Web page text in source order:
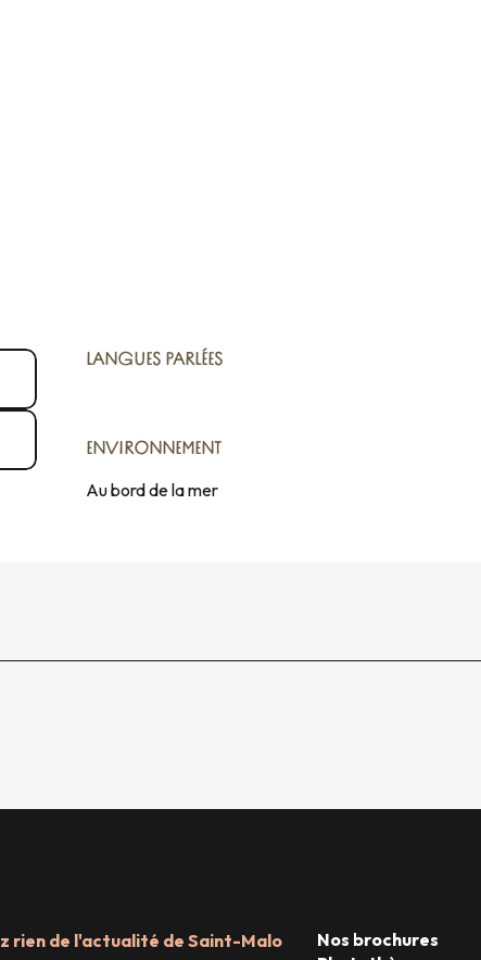
LANGUES PARLÉES
LANGUES PARLÉES
ENVIRONNEMENT
ENVIRONNEMENT
Au bord de la mer
rien de l'actualité de Saint-Malo
Nos brochures